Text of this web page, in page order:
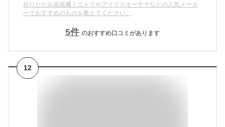
折りたたみ扇風機｜ニトリやアイリスオーヤマなどの人気メーカ
ーでおすすめのものを教えてください。
5件 のおすすめ口コミがあります
12